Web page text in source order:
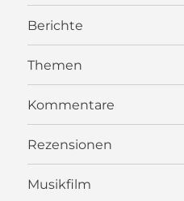
Berichte
Themen
Kommentare
Rezensionen
Musikfilm